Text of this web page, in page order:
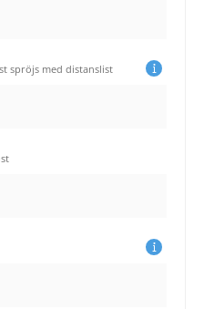
spröjs med distanslist